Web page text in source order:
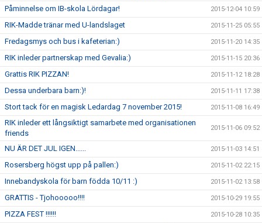
Påminnelse om IB-skola Lördagar! 2015-12-04 10:59
RIK-Madde tränar med U-landslaget 2015-11-25 05:55
Fredagsmys och bus i kafeterian:) 2015-11-20 14:35
RIK inleder partnerskap med Gevalia:) 2015-11-15 20:36
Grattis RIK PIZZAN! 2015-11-12 18:28
Dessa underbara barn:)! 2015-11-11 17:38
Stort tack för en magisk Ledardag 7 november 2015! 2015-11-08 16:49
RIK inleder ett långsiktigt samarbete med organisationen
friends
2015-11-06 09:52
NU ÄR DET JUL IGEN...... 2015-11-03 14:51
Rosersberg högst upp på pallen:) 2015-11-02 22:15
Innebandyskola för barn födda 10/11 :) 2015-11-02 13:58
GRATTIS - Tjohooooo!!!! 2015-10-29 19:55
PIZZA FEST !!!!!! 2015-10-28 10:35